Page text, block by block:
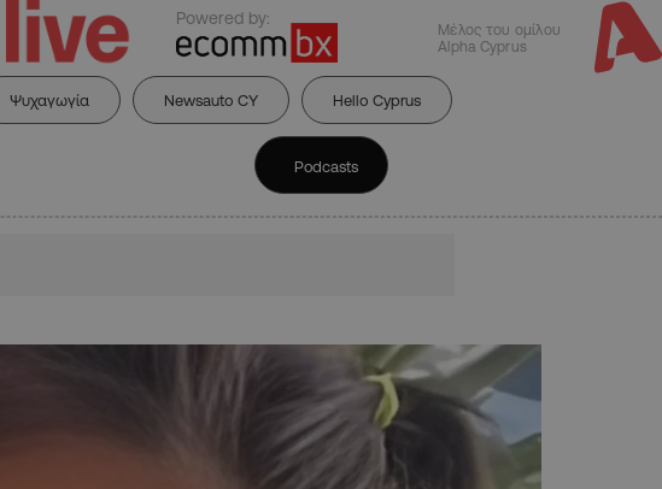
Powered by:
Μέλος του ομίλου
Alpha Cyprus
Ψυχαγωγία Newsauto CY Hello Cyprus
Podcasts